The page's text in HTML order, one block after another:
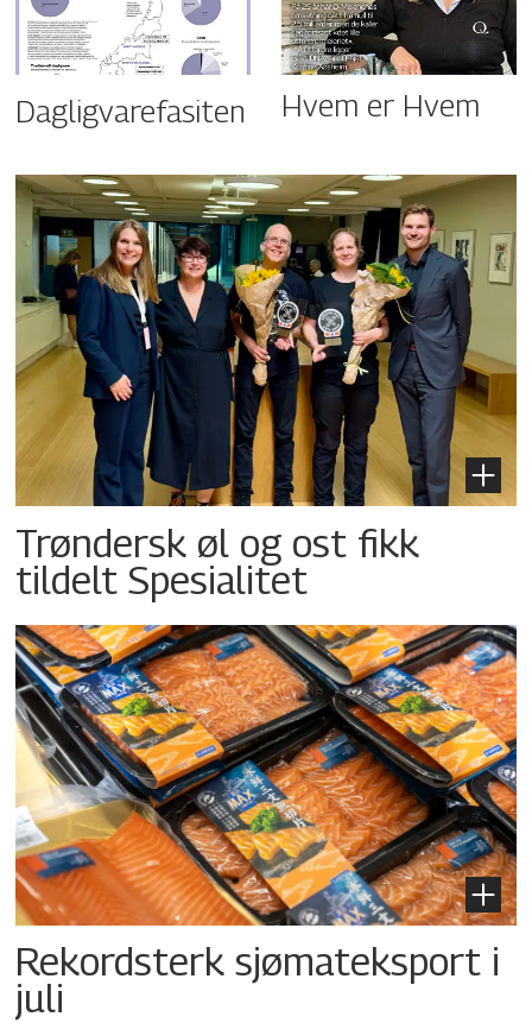
Dagligvarefasiten Hvem er Hvem
Trøndersk øl og ost fikk
tildelt Spesialitet
Rekordsterk sjømateksport i
juli